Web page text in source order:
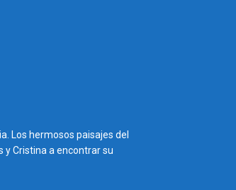
Los hermosos paisajes del
y Cristina a encontrar su